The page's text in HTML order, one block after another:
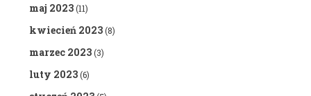
maj 2023(11)
kwiecień 2023(8)
marzec 2023(3)
luty 2023(6)